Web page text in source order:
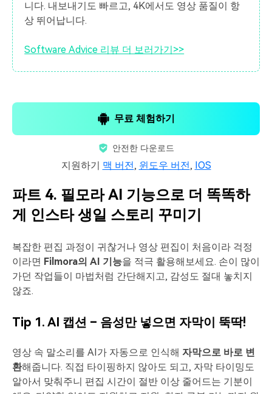
니다. 내보내기도 빠르고, 4K에서도 영상 품질이 항
상 뛰어납니다.
Software Advice 리뷰 더 보러가기>>
무료 체험하기
안전한 다운로드
지원하기 맥 버전, 윈도우 버전, IOS
파트 4. 필모라 AI 기능으로 더 똑똑하
게 인스타 생일 스토리 꾸미기
복잡한 편집 과정이 귀찮거나 영상 편집이 처음이라 걱정
이라면 Filmora의 AI 기능을 적극 활용해보세요. 손이 많이
가던 작업들이 마법처럼 간단해지고, 감성도 절대 놓치지
않죠.
Tip 1. AI 캡션 – 음성만 넣으면 자막이 뚝딱!
영상 속 말소리를 AI가 자동으로 인식해 자막으로 바로 변
환해줍니다. 직접 타이핑하지 않아도 되고, 자막 타이밍도
알아서 맞춰주니 편집 시간이 절반 이상 줄어드는 기분이